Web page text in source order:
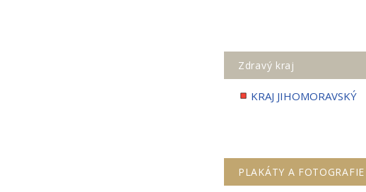
Zdravý kraj
KRAJ JIHOMORAVSKÝ
PLAKÁTY A FOTOGRAFIE